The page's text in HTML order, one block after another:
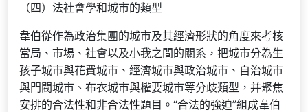
（四）法社會學和城市的類型
韋伯從作為政治集團的城市及其經濟形狀的角度來考核
當局、市場、社會以及小我之間的關系，把城市分為生
孩子城市與花費城市、經濟城市與政治城市、自治城市
與門閥城市、布衣城市與權要城市等分歧類型，并聚焦
安排的合法性和非合法性題目。“合法的強迫”組成韋伯